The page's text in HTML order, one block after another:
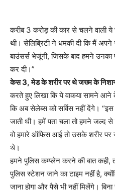
करीब 3 करोड़ की कार से चलने वाली ये
थी। सेलिब्रिटी ने धमकी दी कि मैं
बाउंसर्स भेजूंगी, जिसके बाद हमने उनका
कर दी।”
केस 3,मेड के शरीर पर थे जख्म के
करते हुए लिखा कि ये वाकया सामने आने
कि अब सेलेब्स को सर्विस नहीं देंगे।
जाती थी। हमें पता चला तो हमने
वो हमारे ऑफिस आई तो उसके शरीर
थे।
हमने पुलिस कम्प्लेन करने की बात कही,
पुलिस स्टेशन जाने का टाइम नहीं है,
जाना होगा और पैसे भी नहीं मिलेंगे।